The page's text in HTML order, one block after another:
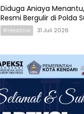
Diduga Aniaya
Resmi Bergulir di Polda
#Headline 31 Juli 2026